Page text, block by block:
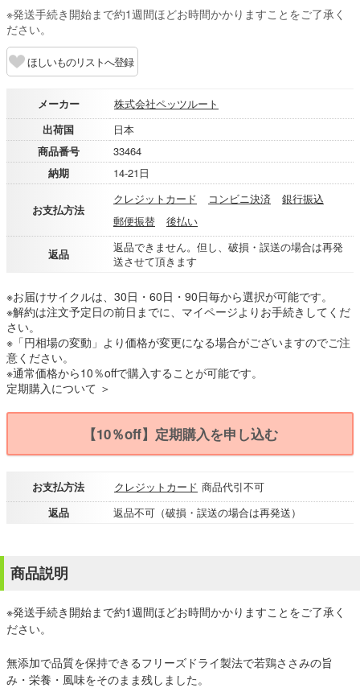
※発送手続き開始まで約1週間ほどお時間かかりますことをご了承く
ださい。
ほしいものリストへ登録
メーカー
株式会社ペッツルート
出荷国
日本
商品番号
33464
納期
14-21日
お支払方法
クレジットカード コンビニ決済
銀行振込
郵便振替
後払い
返品
返品できません。但し、破損・誤送の場合は再発
送させて頂きます
※お届けサイクルは、30日・60日・90日毎から選択が可能です。
※解約は注文予定日の前日までに、マイページよりお手続きしてくだ
さい。
※「円相場の変動」より価格が変更になる場合がございますのでご注
意ください。
※通常価格から10％offで購入することが可能です。
定期購入について ＞
【10％off】定期購入を申し込む
お支払方法 クレジットカード 商品代引不可
返品
返品不可（破損・誤送の場合は再発送）
商品説明
※発送手続き開始まで約1週間ほどお時間かかりますことをご了承く
ださい。
無添加で品質を保持できるフリーズドライ製法で若鶏ささみの旨
み・栄養・風味をそのまま残しました。